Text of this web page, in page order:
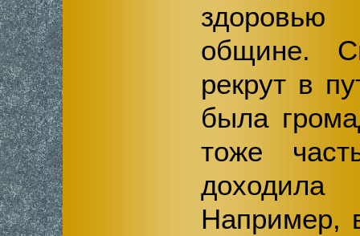
общине.
рекрут в
была
тоже
доходила
Например,